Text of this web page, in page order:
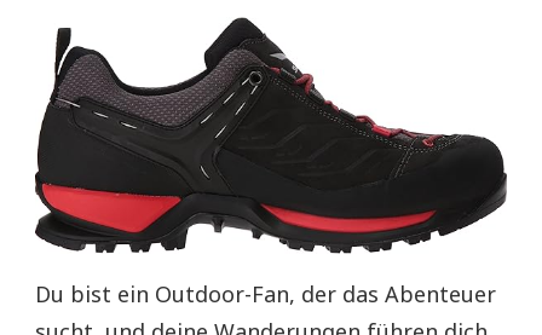
Du bist ein Outdoor-Fan, der das Abenteuer